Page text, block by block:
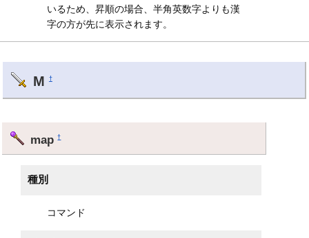
いるため、昇順の場合、半角英数字よりも漢
字の方が先に表示されます。
M †
map†
種別
コマンド